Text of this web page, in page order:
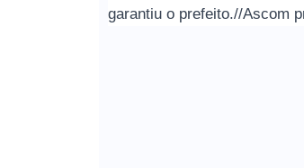
garantiu o prefeito.//Ascom